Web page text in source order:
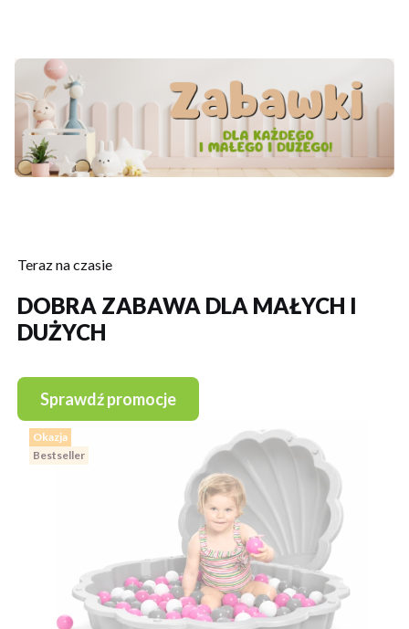
Teraz na czasie
DOBRA ZABAWA DLA MAŁYCH I
DUŻYCH
Sprawdź promocje
Okazja
Bestseller